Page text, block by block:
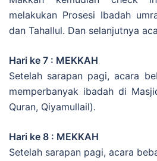
melakukan Prosesi Ibadah
dan Tahallul. Dan selanjutnya
Hari ke 7 : MEKKAH
Setelah sarapan pagi, acara
memperbanyak ibadah di
Quran, Qiyamullail).
Hari ke 8 : MEKKAH
Setelah sarapan pagi, acara